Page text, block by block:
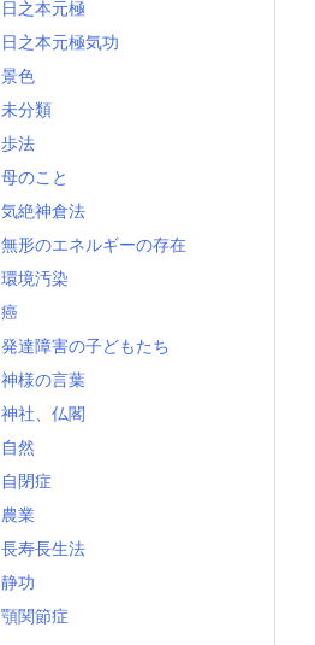
日之本元極
日之本元極気功
景色
未分類
歩法
母のこと
気絶神倉法
無形のエネルギーの存在
環境汚染
癌
発達障害の子どもたち
神様の言葉
神社、仏閣
自然
自閉症
農業
長寿長生法
静功
顎関節症